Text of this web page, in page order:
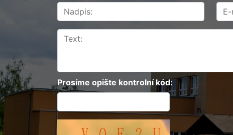
Prosíme opište kontrolní kód: